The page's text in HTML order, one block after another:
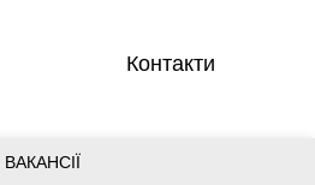
Контакти
ВАКАНСІЇ